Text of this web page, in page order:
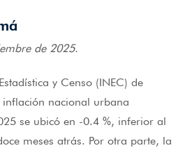
de 2025.
y Censo (INEC) de
nacional urbana
se ubicó en -0.4 %, inferior al
meses atrás. Por otra parte, la